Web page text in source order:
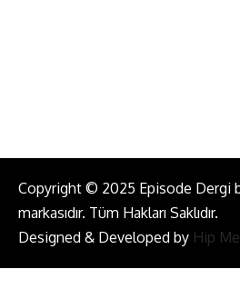
Copyright © 2025 Episode Dergi
markasıdır. Tüm Hakları Saklıdır.
Designed & Developed by Hip